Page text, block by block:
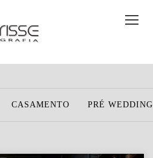
CASAMENTO PRÉ WEDDING